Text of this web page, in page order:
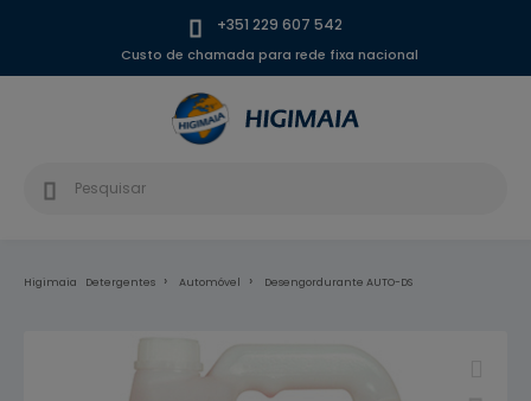
+351 229 607 542
Custo de chamada para rede fixa nacional
Higimaia Detergentes Automóvel Desengordurante AUTO-DS